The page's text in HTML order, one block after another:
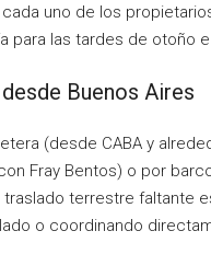
uno de los
para las tardes de otoño
Buenos Aires
(desde CABA y
Fray Bentos) o por
terrestre faltante
o coordinando